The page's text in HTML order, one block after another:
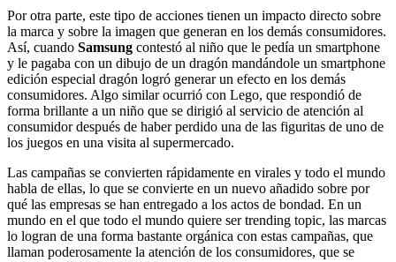
Por otra parte, este tipo de acciones tienen un impacto directo sobre
la marca y sobre la imagen que generan en los demás consumidores.
Así, cuando Samsung contestó al niño que le pedía un smartphone
y le pagaba con un dibujo de un dragón mandándole un smartphone
edición especial dragón logró generar un efecto en los demás
consumidores. Algo similar ocurrió con Lego, que respondió de
forma brillante a un niño que se dirigió al servicio de atención al
consumidor después de haber perdido una de las figuritas de uno de
los juegos en una visita al supermercado.
Las campañas se convierten rápidamente en virales y todo el mundo
habla de ellas, lo que se convierte en un nuevo añadido sobre por
qué las empresas se han entregado a los actos de bondad. En un
mundo en el que todo el mundo quiere ser trending topic, las marcas
lo logran de una forma bastante orgánica con estas campañas, que
llaman poderosamente la atención de los consumidores, que se